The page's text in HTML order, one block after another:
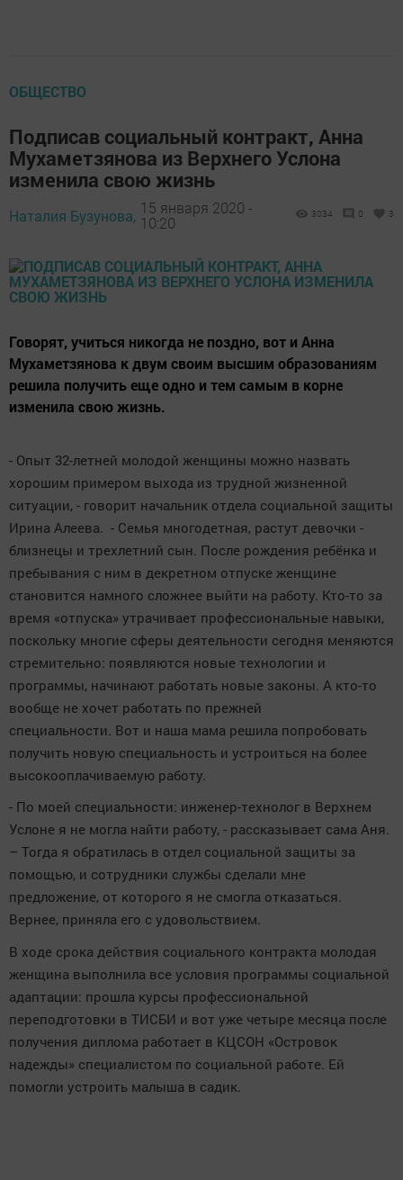
ОБЩЕСТВО
Подписав социальный контракт, Анна
Мухаметзянова из Верхнего Услона
изменила свою жизнь
Наталия Бузунова, 15 января 2020 -
10:20
3034 0 3
Говорят, учиться никогда не поздно, вот и Анна
Мухаметзянова к двум своим высшим образованиям
решила получить еще одно и тем самым в корне
изменила свою жизнь.
- Опыт 32-летней молодой женщины можно назвать
хорошим примером выхода из трудной жизненной
ситуации, - говорит начальник отдела социальной защиты
Ирина Алеева. - Семья многодетная, растут девочки -
близнецы и трехлетний сын. После рождения ребёнка и
пребывания с ним в декретном отпуске женщине
становится намного сложнее выйти на работу. Кто-то за
время «отпуска» утрачивает профессиональные навыки,
поскольку многие сферы деятельности сегодня меняются
стремительно: появляются новые технологии и
программы, начинают работать новые законы. А кто-то
вообще не хочет работать по прежней
специальности. Вот и наша мама решила попробовать
получить новую специальность и устроиться на более
высокооплачиваемую работу.
- По моей специальности: инженер-технолог в Верхнем
Услоне я не могла найти работу, - рассказывает сама Аня.
– Тогда я обратилась в отдел социальной защиты за
помощью, и сотрудники службы сделали мне
предложение, от которого я не смогла отказаться.
Вернее, приняла его с удовольствием.
В ходе срока действия социального контракта молодая
женщина выполнила все условия программы социальной
адаптации: прошла курсы профессиональной
переподготовки в ТИСБИ и вот уже четыре месяца после
получения диплома работает в КЦСОН «Островок
надежды» специалистом по социальной работе. Ей
помогли устроить малыша в садик.